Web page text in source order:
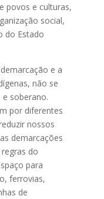
povos e culturas,
social,
do Estado
e a
não se
soberano.
por diferentes
nossos
demarcações
do
para
ferrovias,
de